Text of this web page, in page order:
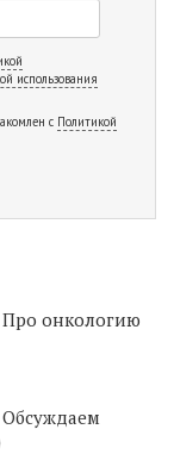
использования
с Политикой
Про онкологию